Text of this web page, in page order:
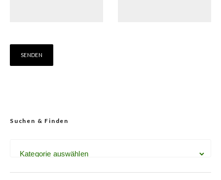
Suchen & Finden